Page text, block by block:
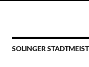
SOLINGER